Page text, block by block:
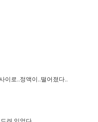
이로..정액이..떨어졌다..